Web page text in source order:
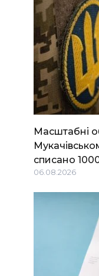
Масштабні
списано
06.08.2026